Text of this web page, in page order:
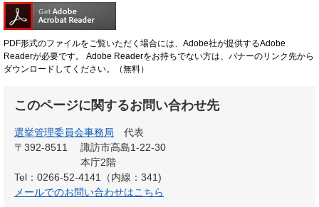
PDF形式のファイルをご覧いただく場合には、Adobe社が提供するAdobe
Readerが必要です。
Adobe Readerをお持ちでない方は、バナーのリンク先から
ダウンロードしてください。（無料）
このページに関するお問い合わせ先
選挙管理委員会事務局
代表
〒392-8511
諏訪市高島1-22-30
本庁2階
Tel：0266-52-4141（内線：341)
メールでのお問い合わせはこちら